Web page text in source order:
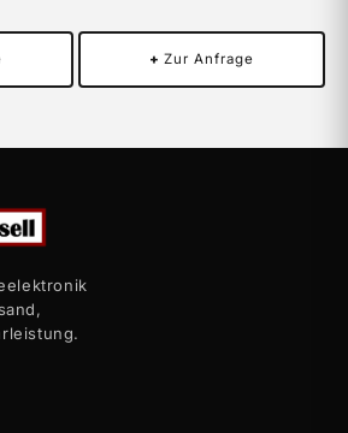
+ Zur Anfrage